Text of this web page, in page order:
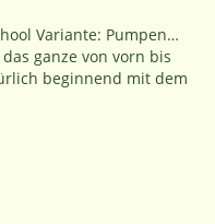
Variante: Pumpen…
ganze von vorn bis
beginnend mit dem